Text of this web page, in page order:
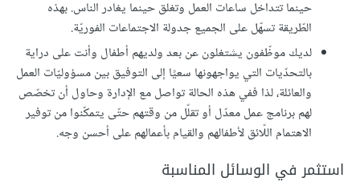
حينما تتداخل ساعات العمل وتغلق حينما يغادر الناس. بهذه
الطّريقة تسهّل على الجميع جدولة الاجتماعات الفوريّة.
لديك موظّفون يشتغلون عن بعد ولديهم أطفال وأنت على دراية
بالتحدّيات التي يواجهونها سعيًا إلى التوفيق بين مسؤوليّات العمل
والعائلة، لذا ففي هذه الحالة تواصل مع الإدارة وحاول أن تخصّص
لهم برنامج عمل معدّل أو تقلّل من وقتهم حتّى يتمكّنوا من توفير
الاهتمام اللّائق لأطفالهم والقيام بأعمالهم على أحسن وجه.
استثمر في الوسائل المناسبة